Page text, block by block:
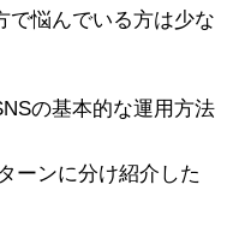
で悩んでいる方は少な
の基本的な運用方法
ーンに分け紹介した